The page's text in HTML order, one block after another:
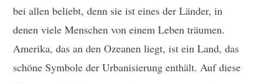
bei allen beliebt, denn sie ist eines der Länder, in
denen viele Menschen von einem Leben träumen.
Amerika, das an den Ozeanen liegt, ist ein Land, das
schöne Symbole der Urbanisierung enthält. Auf diese